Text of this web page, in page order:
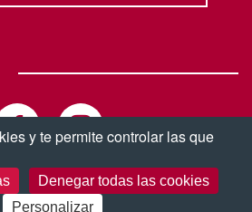
Todos los derechos reservados.
y te permite controlar las que
Denegar todas las cookies
Personalizar